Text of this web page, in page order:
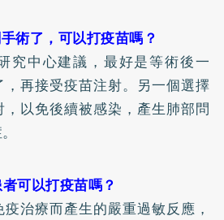
術了，可以打疫苗嗎？
究中心建議，最好是等術後一
再接受疫苗注射。另一個選擇
以免後續被感染，產生肺部問
可以打疫苗嗎？
治療而產生的嚴重過敏反應，